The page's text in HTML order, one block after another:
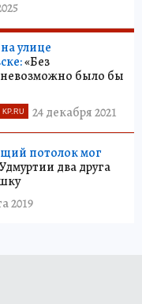
улице
«Без
было бы
24 декабря 2021
потолок мог
два друга
2019